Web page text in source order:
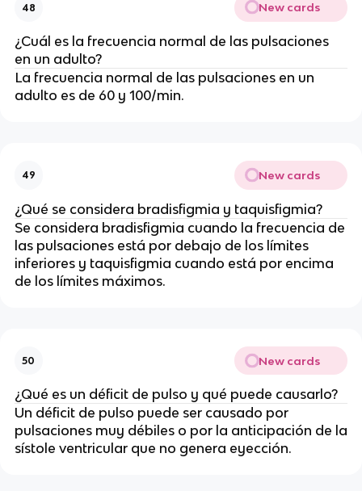
48 New cards
¿Cuál es la frecuencia normal de las pulsaciones
en un adulto?
La frecuencia normal de las pulsaciones en un
adulto es de 60 y 100/min.
49 New cards
¿Qué se considera bradisfigmia y taquisfigmia?
Se considera bradisfigmia cuando la frecuencia de
las pulsaciones está por debajo de los límites
inferiores y taquisfigmia cuando está por encima
de los límites máximos.
50 New cards
¿Qué es un déficit de pulso y qué puede causarlo?
Un déficit de pulso puede ser causado por
pulsaciones muy débiles o por la anticipación de la
sístole ventricular que no genera eyección.